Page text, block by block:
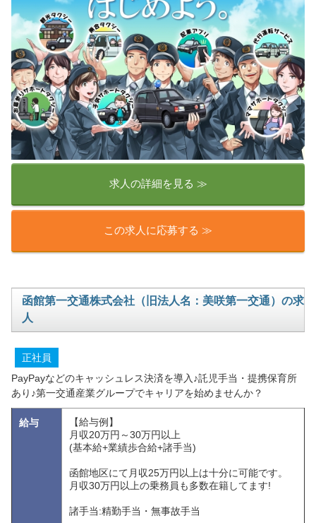
求人の詳細を見る ≫
この求人に応募する ≫
函館第一交通株式会社（旧法人名：美咲第一交通）の求
人
正社員
PayPayなどのキャッシュレス決済を導入♪託児手当・提携保育所
あり♪第一交通産業グループでキャリアを始めませんか？
給与
【給与例】
月収20万円～30万円以上
(基本給+業績歩合給+諸手当)
函館地区にて月収25万円以上は十分に可能です。
月収30万円以上の乗務員も多数在籍してます!
諸手当:精勤手当・無事故手当